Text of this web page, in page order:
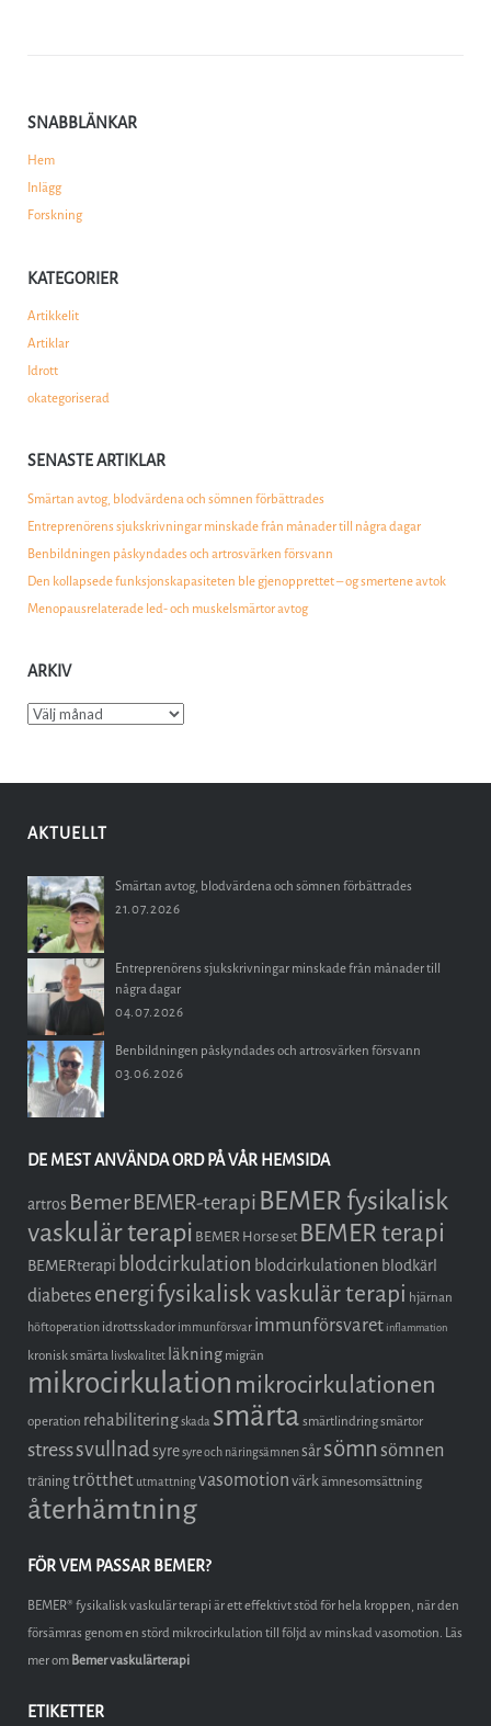
SNABBLÄNKAR
Hem
Inlägg
Forskning
KATEGORIER
Artikkelit
Artiklar
Idrott
okategoriserad
SENASTE ARTIKLAR
Smärtan avtog, blodvärdena och sömnen förbättrades
Entreprenörens sjukskrivningar minskade från månader till några dagar
Benbildningen påskyndades och artrosvärken försvann
Den kollapsede funksjonskapasiteten ble gjenopprettet – og smertene avtok
Menopausrelaterade led- och muskelsmärtor avtog
ARKIV
Arkiv
AKTUELLT
Smärtan avtog, blodvärdena och sömnen förbättrades
21.07.2026
Entreprenörens sjukskrivningar minskade från månader till
några dagar
04.07.2026
Benbildningen påskyndades och artrosvärken försvann
03.06.2026
DE MEST ANVÄNDA ORD PÅ VÅR HEMSIDA
artros BemerBEMER-terapi BEMER fysikalisk
vaskulär terapi BEMER Horse set BEMER terapi
BEMERterapi blodcirkulation blodcirkulationen blodkärl
diabetesenergifysikalisk vaskulär terapi hjärnan
höftoperation idrottsskador immunförsvar immunförsvaret inflammation
kronisk smärta livskvalitet läkningmigrän
mikrocirkulation mikrocirkulationen
operation rehabiliteringskada smärtasmärtlindringsmärtor
stresssvullnadsyresyre och näringsämnensårsömnsömnen
träningtrötthet utmattningvasomotionvärkämnesomsättning
återhämtning
FÖR VEM PASSAR BEMER?
BEMER® fysikalisk vaskulär terapi är ett effektivt stöd för hela kroppen, när den
försämras genom en störd mikrocirkulation till följd av minskad vasomotion. Läs
mer omBemer vaskulärterapi
ETIKETTER